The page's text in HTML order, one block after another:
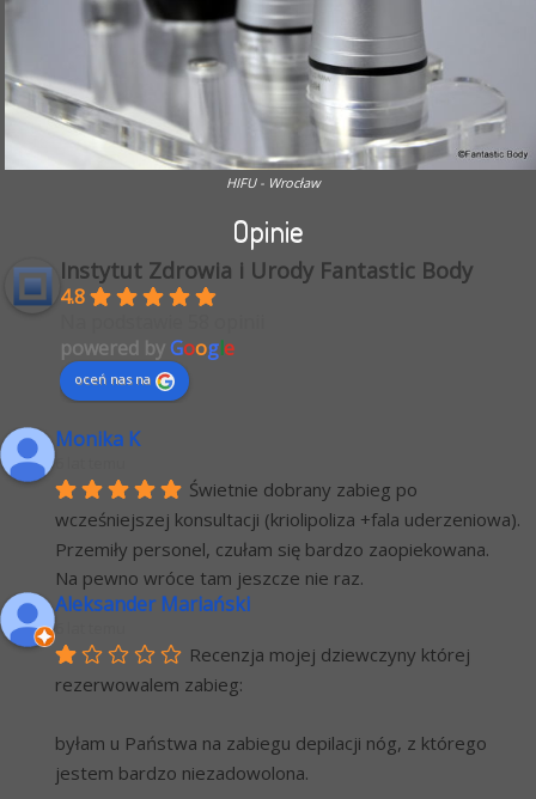
HIFU - Wrocław
Opinie
Instytut Zdrowia i Urody Fantastic Body
4.8
powered byGoogle
oceń nas na
Monika K
Świetnie dobrany zabieg po
wcześniejszej konsultacji (kriolipoliza +fala uderzeniowa).
Przemiły personel, czułam się bardzo zaopiekowana.
Na pewno wróce tam jeszcze nie raz.
Aleksander Mariański
Recenzja mojej dziewczyny której
rezerwowalem zabieg:
byłam u Państwa na zabiegu depilacji nóg, z którego
jestem bardzo niezadowolona.